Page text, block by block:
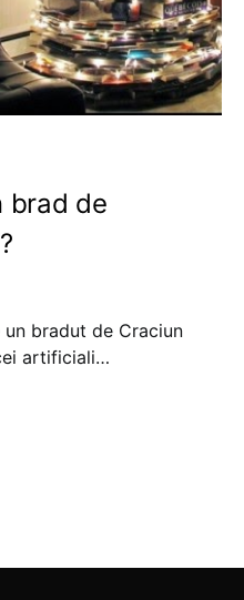
brad de
bradut de Craciun
artificiali…